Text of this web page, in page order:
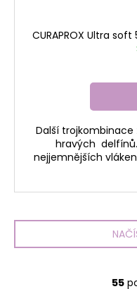
CURAPROX Ultra
Další
hravých
nejjemnějších
55